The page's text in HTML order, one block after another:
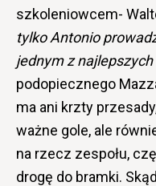
szkoleniowcem-
tylko Antonio
jednym z
podopiecznego
ma ani krzty
ważne gole, ale
na rzecz zespołu,
drogę do bramki.